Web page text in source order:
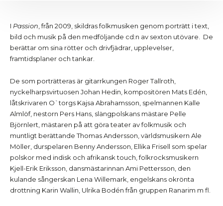
I Passion , från 2009, skildras folkmusiken genom porträtt i text,
bild och musik på den medföljande cd:n av sexton utövare. De
berättar om sina rötter och drivfjädrar, upplevelser,
framtidsplaner och tankar.
De som porträtteras är gitarrkungen Roger Tallroth,
nyckelharpsvirtuosen Johan Hedin, kompositören Mats Edén,
låtskrivaren O`torgs Kajsa Abrahamsson, spelmannen Kalle
Almlöf, nestorn Pers Hans, slängpolskans mästare Pelle
Björnlert, mästaren på att göra teater av folkmusik och
muntligt berättande Thomas Andersson, världsmusikern Ale
Möller, durspelaren Benny Andersson, Ellika Frisell som spelar
polskor med indisk och afrikansk touch, folkrocksmusikern
Kjell-Erik Eriksson, dansmästarinnan Ami Pettersson, den
kulande sångerskan Lena Willemark, engelskans okrönta
drottning Karin Wallin, Ulrika Bodén från gruppen Ranarim m fl.